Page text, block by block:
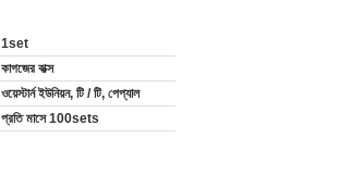
1set
কাগজের বাক্স
ওয়েস্টার্ন ইউনিয়ন, টি / টি, পেপ্যাল
প্রতি মাসে 100sets